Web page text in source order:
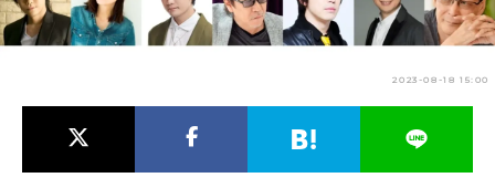
春アニメ 夏アニメ
男性声優/女性声優一覧
2023-08-18 15:00